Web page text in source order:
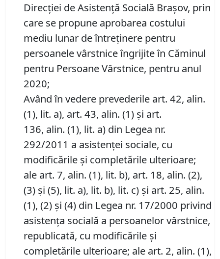
Direcției de Asistență Socială Brașov, prin
care se propune aprobarea costului
mediu lunar de întreţinere pentru
persoanele vârstnice îngrijite în Căminul
pentru Persoane Vârstnice, pentru anul
2020;
Având în vedere prevederile art. 42, alin.
(1), lit. a), art. 43, alin. (1) şi art.
136, alin. (1), lit. a) din Legea nr.
292/2011 a asistenţei sociale, cu
modificările şi completările ulterioare;
ale art. 7, alin. (1), lit. b), art. 18, alin. (2),
(3) și (5), lit. a), lit. b), lit. c) şi art. 25, alin.
(1), (2) şi (4) din Legea nr. 17/2000 privind
asistenţa socială a persoanelor vârstnice,
republicată, cu modificările şi
completările ulterioare; ale art. 2, alin. (1),